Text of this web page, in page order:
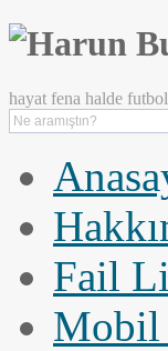
hayat fena halde
Fail